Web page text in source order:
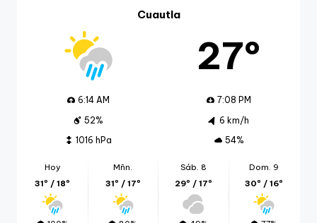
Cuautla
27º
6:14 AM
7:08 PM
52%
6 km/h
1016 hPa
54%
Hoy
31º / 18º
Mñn.
31º / 17º
Sáb. 8
29º / 17º
Dom. 9
30º / 16º